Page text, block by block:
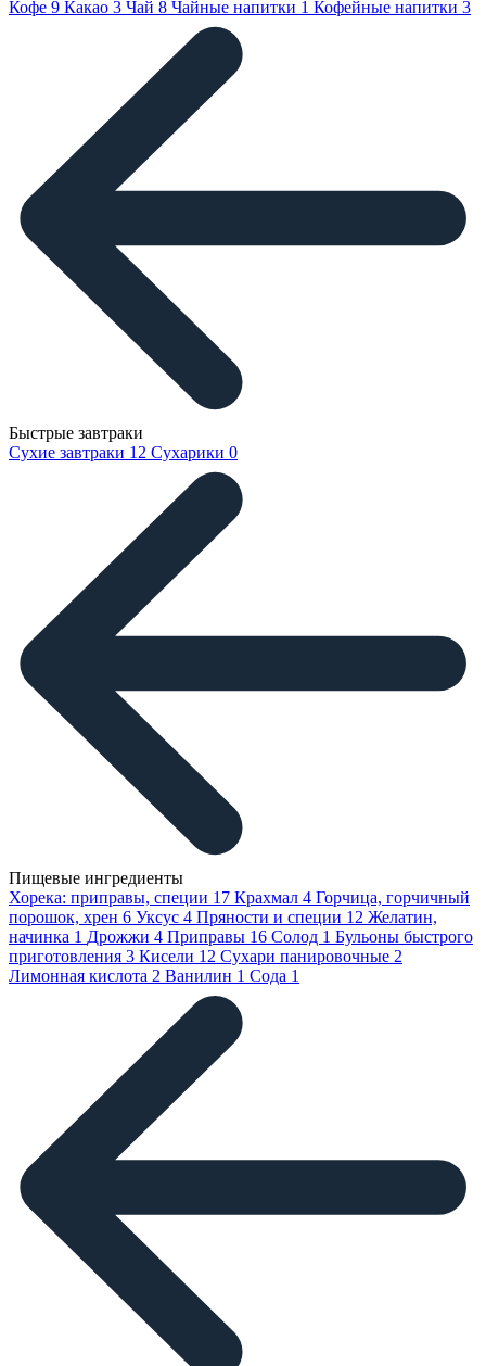
Кофе 9 Какао 3 Чай 8 Чайные напитки 1 Кофейные напитки 3
Быстрые завтраки
Сухие завтраки 12 Сухарики 0
Пищевые ингредиенты
Хорека: приправы, специи 17 Крахмал 4 Горчица, горчичный
порошок, хрен 6 Уксус 4 Пряности и специи 12 Желатин,
начинка 1 Дрожжи 4 Приправы 16 Солод 1 Бульоны быстрого
приготовления 3 Кисели 12 Сухари панировочные 2
Лимонная кислота 2 Ванилин 1 Сода 1